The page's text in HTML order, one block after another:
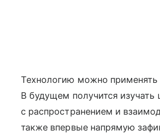
Технологию можно применять
В будущем получится изучать
с распространением и
также впервые напрямую